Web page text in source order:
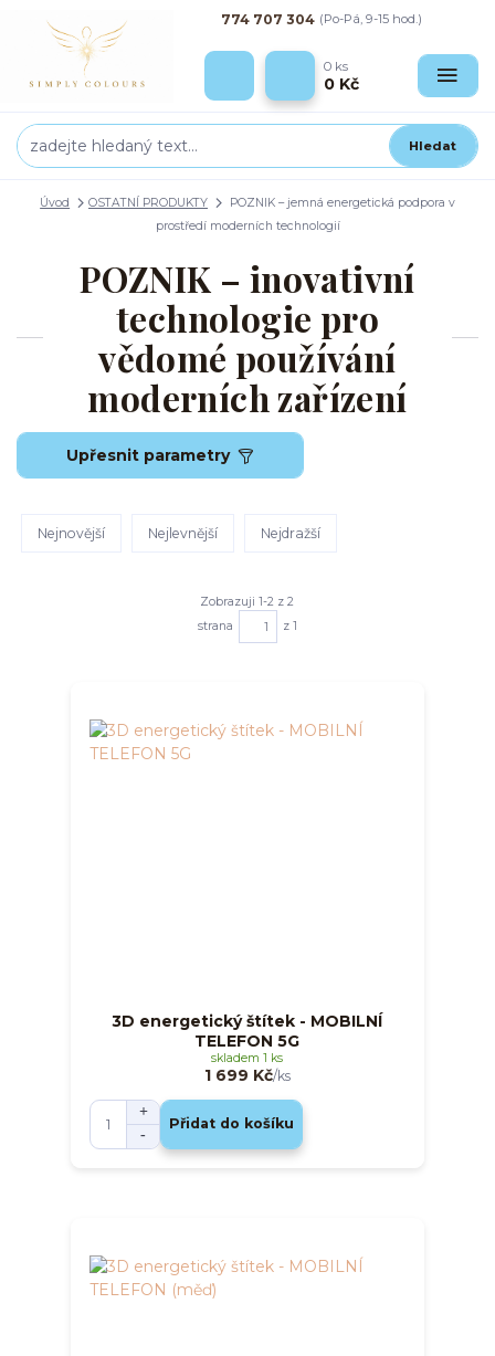
Hledat
774 707 304 (Po-Pá, 9-15 hod.)
0 ks
0 Kč
Úvod OSTATNÍ PRODUKTY
POZNIK – jemná energetická podpora v
prostředí moderních technologií
POZNIK – inovativní
technologie pro
vědomé používání
moderních zařízení
Upřesnit parametry
Nejnovější Nejlevnější Nejdražší
Zobrazuji 1-2 z 2
strana
z 1
3D energetický štítek - MOBILNÍ
TELEFON 5G
1 699 Kč/ks
skladem 1 ks
Přidat do košíku